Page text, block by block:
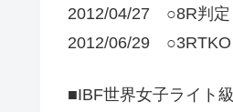
2012/04/27 ○8R判
2012/06/29
■IBF世界女子ライト